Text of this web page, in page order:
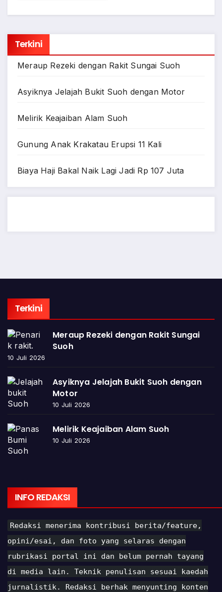
Terkini
Meraup Rezeki dengan Rakit Sungai Suoh
Asyiknya Jelajah Bukit Suoh dengan Motor
Melirik Keajaiban Alam Suoh
Gunung Anak Krakatau Erupsi 11 Kali
Biaya Haji Bakal Naik Lagi Jadi Rp 107 Juta
Terkini
Meraup Rezeki dengan Rakit Sungai
Suoh
10 Juli 2026
Asyiknya Jelajah Bukit Suoh dengan
Motor
10 Juli 2026
Melirik Keajaiban Alam Suoh
10 Juli 2026
INFO REDAKSI
Redaksi menerima kontribusi berita/feature,
opini/esai, dan foto yang selaras dengan
rubrikasi portal ini dan belum pernah tayang
di media lain. Teknik penulisan sesuai kaedah
jurnalistik. Redaksi berhak menyunting konten